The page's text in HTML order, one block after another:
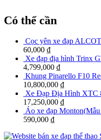
Có thể cần
Cọc yên xe đạp
60,000 ₫
Xe đạp địa hình Trinx
4,799,000 ₫
Khung Pinarello F10
10,800,000 ₫
Xe Đạp Địa Hình XTC
17,250,000 ₫
Áo xe đạp
590,000 ₫